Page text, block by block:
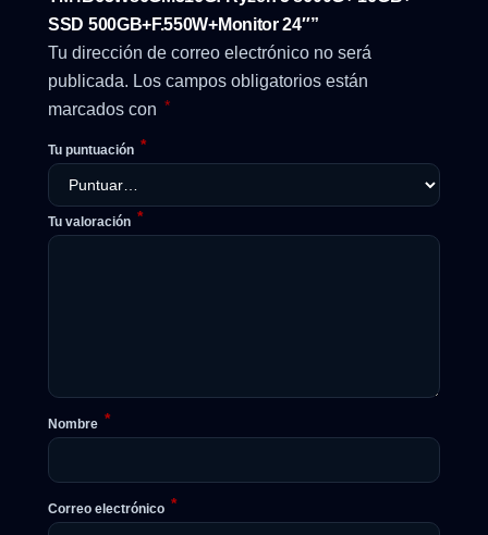
SSD 500GB+F.550W+Monitor 24″”
Tu dirección de correo electrónico no será
publicada. Los campos obligatorios están
marcados con *
Tu puntuación *
Tu valoración *
Nombre *
Correo electrónico *